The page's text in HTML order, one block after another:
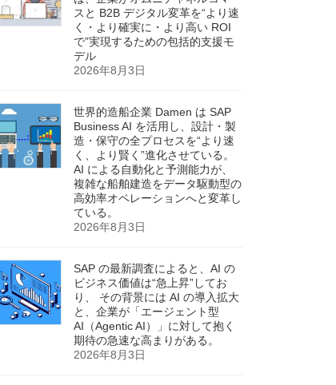
スと B2B デジタル変革を“より速
く・より確実に・より高い ROI
で”実現するための包括的支援モ
デル
2026年8月3日
世界的造船企業 Damen は SAP
Business AI を活用し、設計・製
造・保守の全プロセスを“より速
く、より賢く”進化させている。
AI による自動化と予測能力が、
複雑な船舶建造をデータ駆動型の
高効率オペレーションへと変革し
ている。
2026年8月3日
SAP の最新調査によると、AI の
ビジネス価値は“急上昇”してお
り、 その背景には AI の導入拡大
と、企業が「エージェント型
AI（Agentic AI）」に対して抱く
期待の急速な高まりがある。
2026年8月3日